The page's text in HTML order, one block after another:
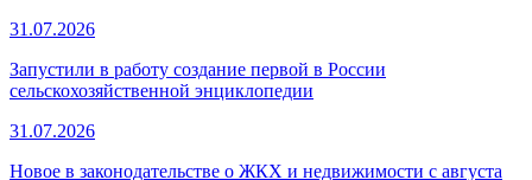
31.07.2026
Запустили в работу создание первой в России
сельскохозяйственной энциклопедии
31.07.2026
Новое в законодательстве о ЖКХ и недвижимости с августа